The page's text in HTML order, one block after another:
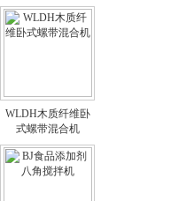
WLDH木质纤维卧
式螺带混合机